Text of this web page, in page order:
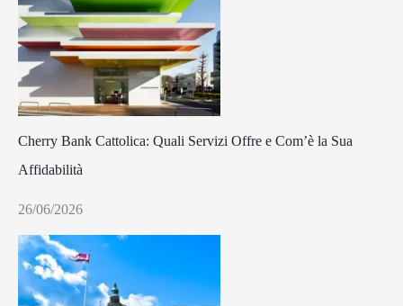
Cherry Bank Cattolica: Quali Servizi Offre e Com’è la Sua
Affidabilità
26/06/2026